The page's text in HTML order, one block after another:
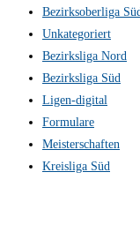
Bezirksoberliga
Unkategoriert
Bezirksliga Nord
Bezirksliga Süd
Ligen-digital
Formulare
Meisterschaften
Kreisliga Süd